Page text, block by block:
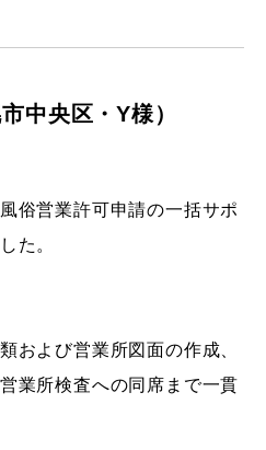
中央区・Y様）
俗営業許可申請の一括サポ
た。
および営業所図面の作成、
業所検査への同席まで一貫